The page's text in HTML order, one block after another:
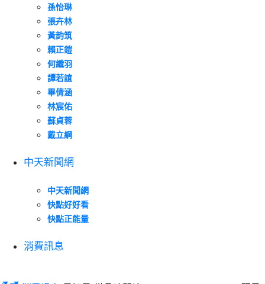
孫怡琳
張卉林
黃韵筑
賴正鎧
何織羽
譚若誼
畢倩涵
林宸佑
蘇貞蓉
戴立綱
中天新聞網
中天新聞網
快點好好看
快點正能量
消費訊息